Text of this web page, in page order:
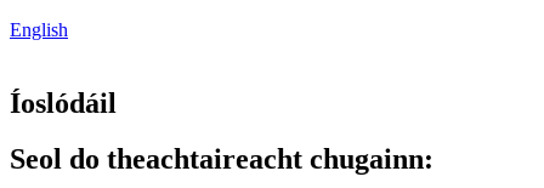
English
Íoslódáil
Seol do theachtaireacht chugainn: